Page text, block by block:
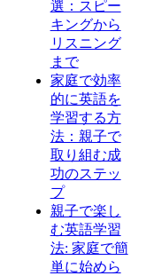
選：スピー
キングから
リスニング
まで
家庭で効率
的に英語を
学習する方
法：親子で
取り組む成
功のステッ
プ
親子で楽し
む英語学習
法: 家庭で簡
単に始めら